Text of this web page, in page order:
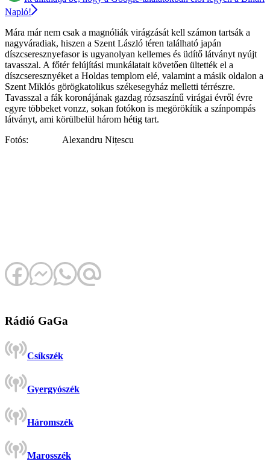
Napló!
Mára már nem csak a magnóliák virágzását kell számon tartsák a
nagyváradiak, hiszen a Szent László téren található japán
díszcseresznyefasor is ugyanolyan kellemes és üdítő látványt nyújt
tavasszal. A főtér felújítási munkálatait követően ültették el a
díszcseresznyéket a Holdas templom elé, valamint a másik oldalon a
Szent Miklós görögkatolikus székesegyház melletti térrészre.
Tavasszal a fák koronájának gazdag rózsaszínű virágai évről évre
egyre többeket vonzz, sokan fotókon is megörökítik a színpompás
látványt, ami körülbelül három hétig tart.
Fotós: Alexandru Nițescu
Rádió GaGa
Csíkszék
Gyergyószék
Háromszék
Marosszék